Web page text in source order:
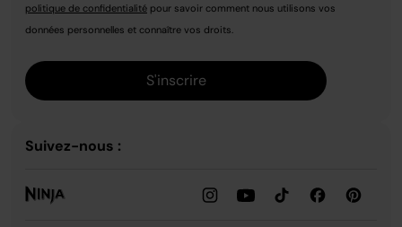
politique de confidentialité pour savoir comment nous utilisons vos
données personnelles et connaître vos droits.
S'inscrire
Suivez-nous :